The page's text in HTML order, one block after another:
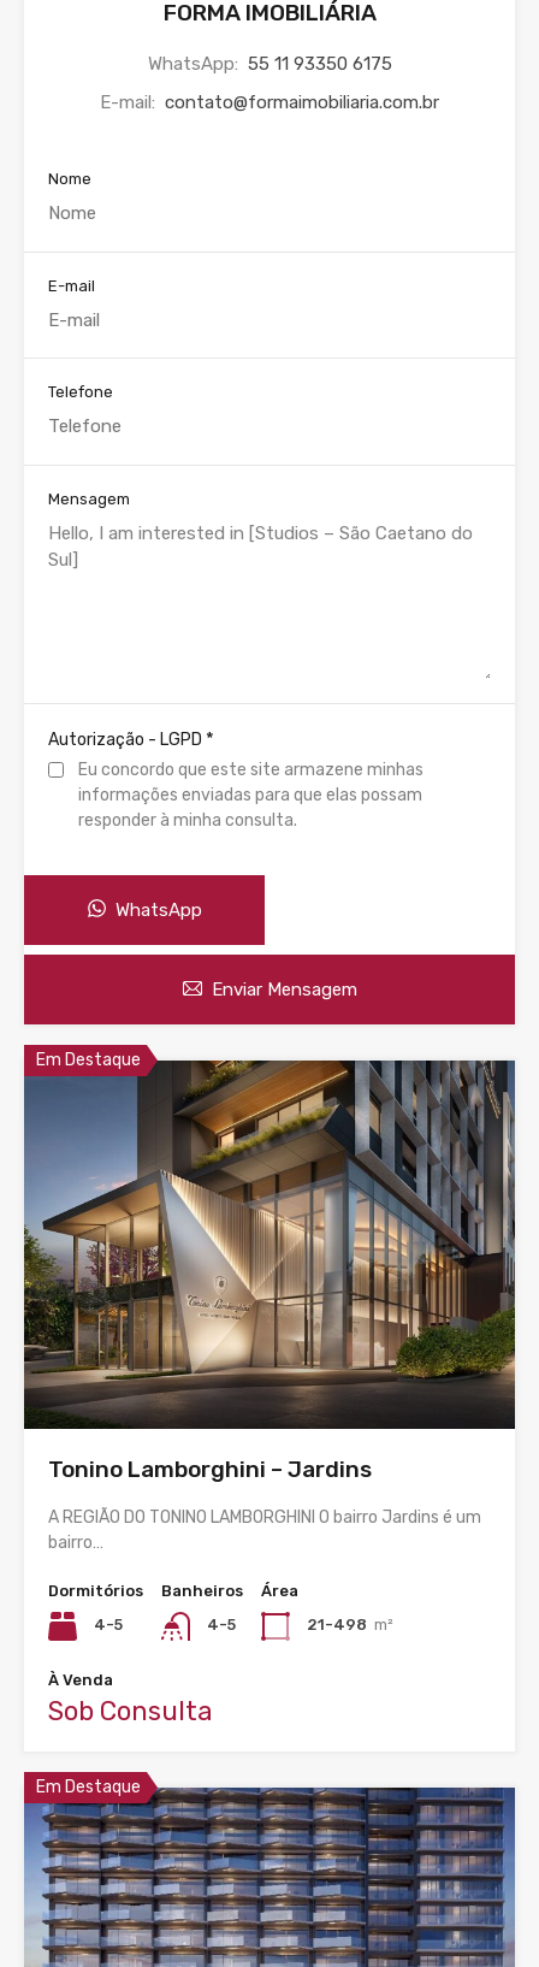
FORMA IMOBILIÁRIA
WhatsApp: 55 11 93350 6175
E-mail: contato@formaimobiliaria.com.br
Nome
E-mail
Telefone
Mensagem
Autorização - LGPD *
Eu concordo que este site armazene minhas
informações enviadas para que elas possam
responder à minha consulta.
WhatsApp
Enviar Mensagem
Em Destaque
Tonino Lamborghini – Jardins
A REGIÃO DO TONINO LAMBORGHINI O bairro Jardins é um
bairro…
Dormitórios
4-5
Banheiros
4-5
Área
21-498 m²
À Venda
Sob Consulta
Em Destaque